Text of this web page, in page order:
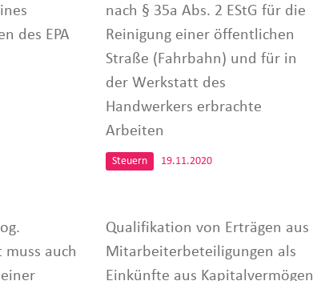
des EPA
nach § 35a Abs. 2 EStG für die
Reinigung einer öffentlichen
Straße (Fahrbahn) und für in
der Werkstatt des
Handwerkers erbrachte
Arbeiten
Steuern 19.11.2020
auch
Qualifikation von Erträgen aus
Mitarbeiterbeteiligungen als
Einkünfte aus Kapitalvermögen